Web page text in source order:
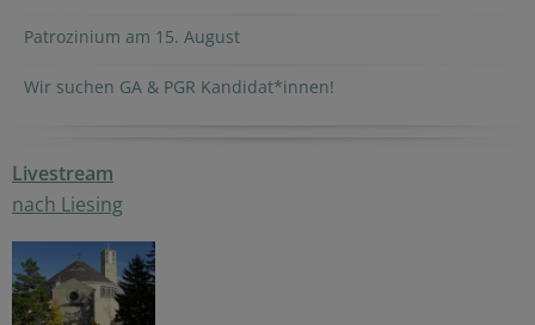
Patrozinium am 15. August
Wir suchen GA & PGR Kandidat*innen!
Livestream
nach Liesing